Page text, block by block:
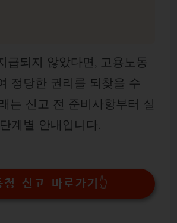
급되지 않았다면, 고용노동
정당한 권리를 되찾을 수
는 신고 전 준비사항부터 실
계별 안내입니다.
청 신고 바로가기👆